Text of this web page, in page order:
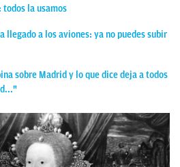
la usamos
llegado a los aviones: ya no puedes subir
sobre Madrid y lo que dice deja a todos